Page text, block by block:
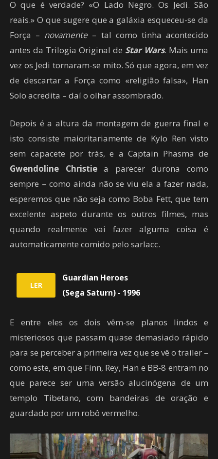
O que é verdade? «O Lado Negro. Os Jedi. São
reais.» O que sugere que a galáxia esqueceu-se da
Força – novamente – tal como tinha acontecido
antes da Trilogia Original de Star Wars. Mais uma
vez os Jedi tornaram-se mito. Só que agora, em vez
de descartar a Força como «religião falsa», Han
Solo acredita – daí o olhar assombrado.
Depois é a altura da montagem de guerra final e
isto consiste maioritariamente de Kylo Ren visto
sem capacete por trás, e a Captain Phasma de
Gwendoline Christiea parecer durona como
sempre – como ainda não se viu ela a fazer nada,
esperemos que não seja como Boba Fett, que tem
excelente aspeto durante os outros filmes, mas
quando realmente vai fazer alguma coisa é
automaticamente comido pelo sarlacc.
LER
Guardian Heroes
(Sega Saturn) - 1996
E entre eles os dois vêm-se planos lindos e
misteriosos que passam quase demasiado rápido
para se perceber a primeira vez que se vê o trailer –
como este, em que Finn, Rey, Han e BB-8 entram no
que parece ser uma versão alucinógena de um
templo Tibetano, com bandeiras de oração e
guardado por um robô vermelho.